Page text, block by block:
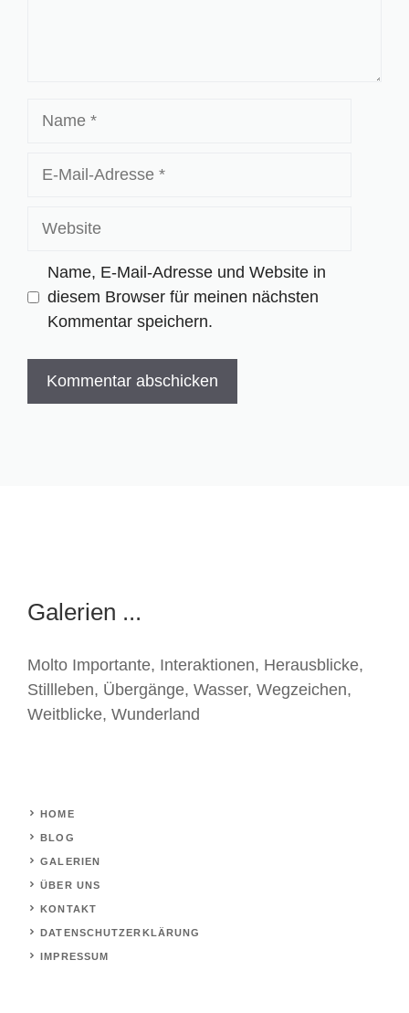
Name, E-Mail-Adresse und Website in
diesem Browser für meinen nächsten
Kommentar speichern.
Galerien ...
Molto Importante, Interaktionen, Herausblicke,
Stillleben, Übergänge, Wasser, Wegzeichen,
Weitblicke, Wunderland
HOME
BLOG
GALERIEN
ÜBER UNS
KONTAKT
DATENSCHUTZERKLÄRUNG
IMPRESSUM